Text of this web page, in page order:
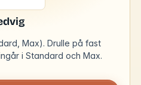
Max). Drulle på fast
i Standard och Max.